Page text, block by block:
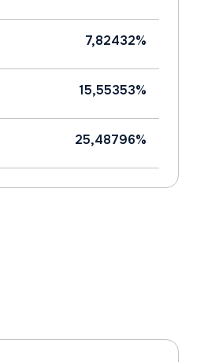
7,82432%
15,55353%
25,48796%